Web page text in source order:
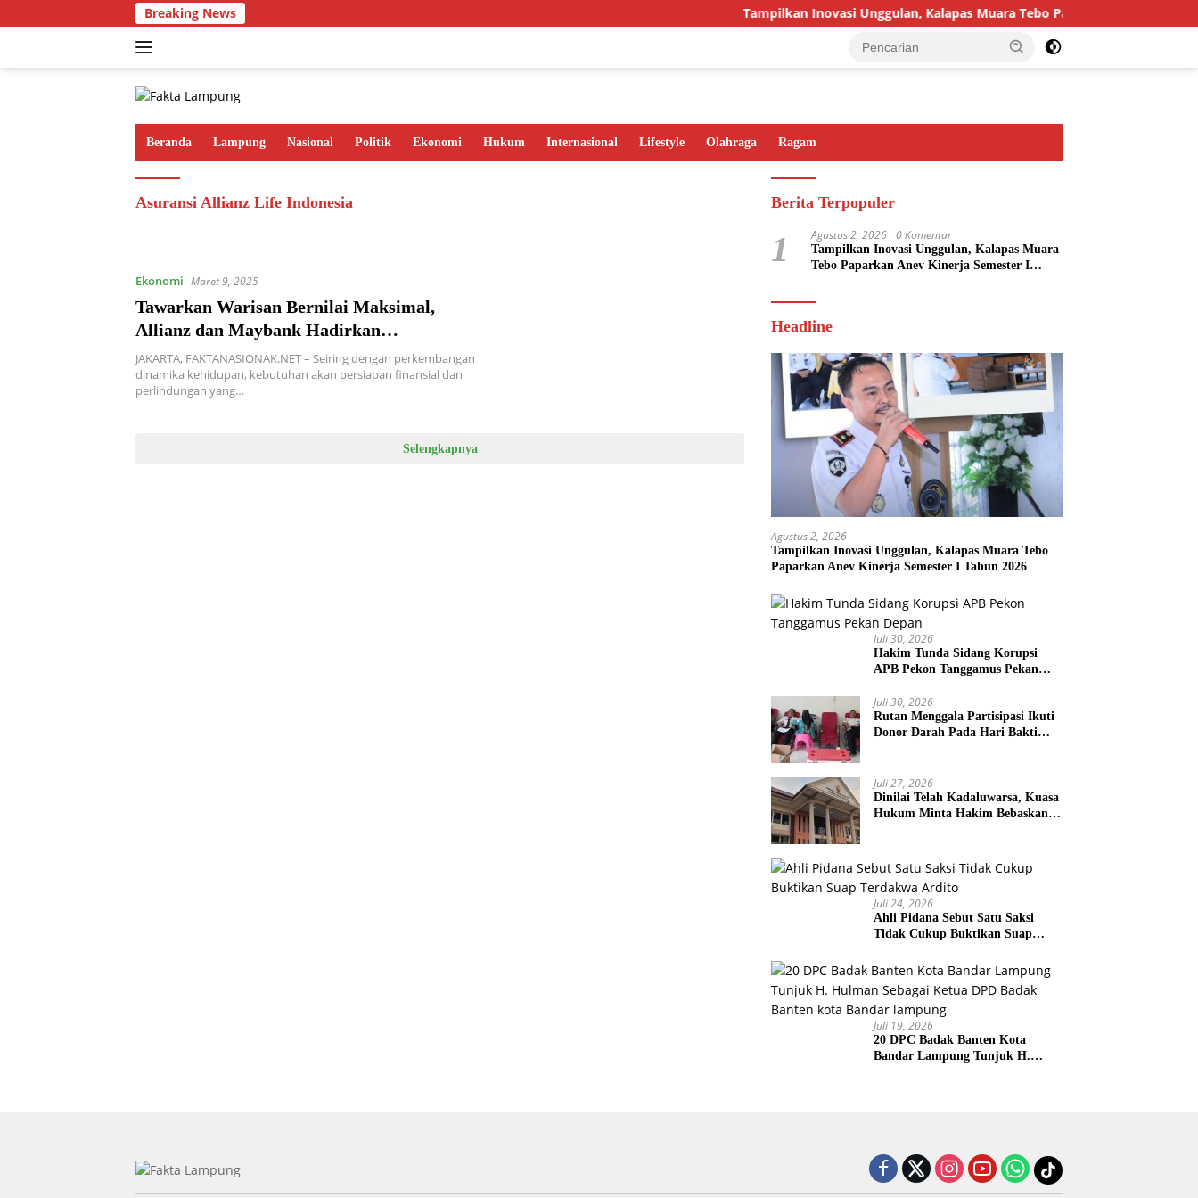
ke
Breaking News Tampilkan Inovasi Unggulan, Kalapas Muara Tebo Paparkan Anev Kinerja
Beranda Lampung Nasional Politik Ekonomi Hukum Internasional Lifestyle Olahraga Ragam
Asuransi Allianz Life Indonesia
Ekonomi Maret 9, 2025
Tawarkan Warisan Bernilai Maksimal,
Allianz dan Maybank Hadirkan
MyProtection Future
JAKARTA, FAKTANASIONAK.NET – Seiring dengan perkembangan
dinamika kehidupan, kebutuhan akan persiapan finansial dan
perlindungan yang…
Selengkapnya
Berita Terpopuler
1 Agustus 2, 2026 0 Komentar
Tampilkan Inovasi Unggulan, Kalapas Muara
Tebo Paparkan Anev Kinerja Semester I
Headline
Agustus 2, 2026
Tampilkan Inovasi Unggulan, Kalapas Muara Tebo
Paparkan Anev Kinerja Semester I Tahun 2026
Juli 30, 2026
Hakim Tunda Sidang Korupsi
APB Pekon Tanggamus Pekan
Juli 30, 2026
Rutan Menggala Partisipasi Ikuti
Donor Darah Pada Hari Bakti
Juli 27, 2026
Dinilai Telah Kadaluwarsa, Kuasa
Hukum Minta Hakim Bebaskan
Juli 24, 2026
Ahli Pidana Sebut Satu Saksi
Tidak Cukup Buktikan Suap
Juli 19, 2026
20 DPC Badak Banten Kota
Bandar Lampung Tunjuk H.